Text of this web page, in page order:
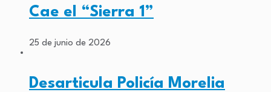
Cae el “Sierra 1”
25 de junio de 2026
Desarticula Policía Morelia